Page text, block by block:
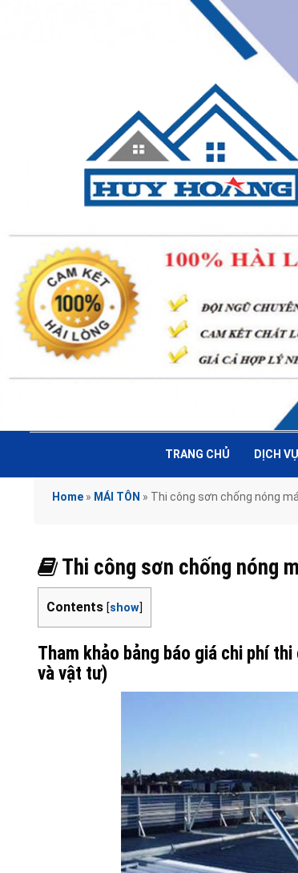
TRANG CHỦ DỊCH VỤ
Home » MÁI TÔN » Thi công sơn chống nóng
Thi công sơn chống nóng
Contents [show]
Tham khảo bảng báo giá chi phí
và vật tư)